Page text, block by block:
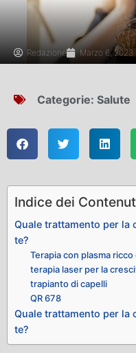
Redazione Marzo 6, 2023
Categorie: Salute
Indice dei
Quale trattamento per la
te?
Terapia con plasma ricco
terapia laser per la
trapianto di capelli
QR 678
Quale trattamento per la
te?